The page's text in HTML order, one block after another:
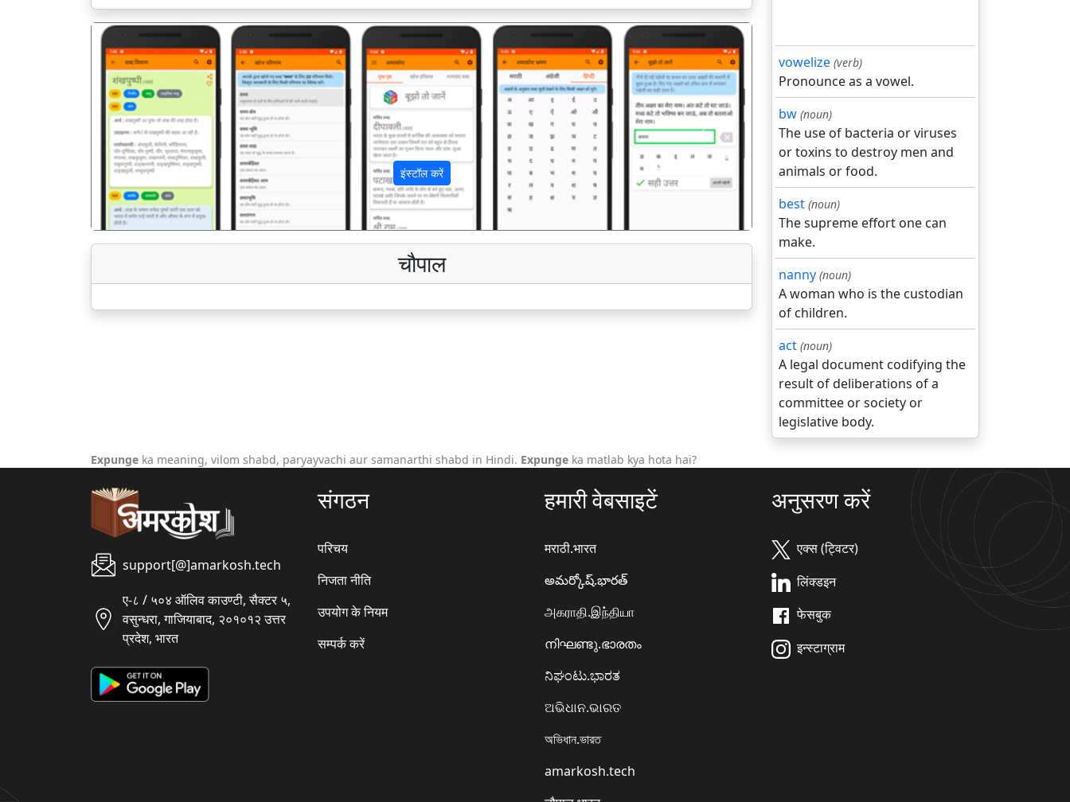
इंस्टॉल करें
पिछला अगला
चौपाल
vowelize (verb)
Pronounce as a vowel.
bw (noun)
The use of bacteria or viruses
or toxins to destroy men and
animals or food.
best (noun)
The supreme effort one can
make.
nanny (noun)
A woman who is the custodian
of children.
act (noun)
A legal document codifying the
result of deliberations of a
committee or society or
legislative body.
Expunge ka meaning, vilom shabd, paryayvachi aur samanarthi shabd in Hindi. Expunge ka matlab kya hota hai?
support[@]amarkosh.tech
ए-८ / ५०४ ऑलिव काउण्टी, सैक्टर ५,
वसुन्धरा, गाजियाबाद, २०१०१२ उत्तर
प्रदेश, भारत
संगठन
परिचय
निजता नीति
उपयोग के नियम
सम्पर्क करें
हमारी वेबसाइटें
मराठी.भारत
అమర్కోష్.భారత్
அகராதி.இந்தியா
നിഘണ്ടു.ഭാരതം
ನಿಘಂಟು.ಭಾರತ
ଅଭିଧାନ.ଭାରତ
অভিধান.ভারত
amarkosh.tech
अनुसरण करें
एक्स (ट्विटर)
लिंक्डइन
फेसबुक
इन्स्टाग्राम